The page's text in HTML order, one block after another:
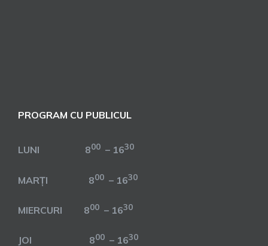
PROGRAM CU PUBLICUL
LUNI 800 – 1630
MARȚI 800 – 1630
MIERCURI 800 – 1630
JOI 800 – 1630